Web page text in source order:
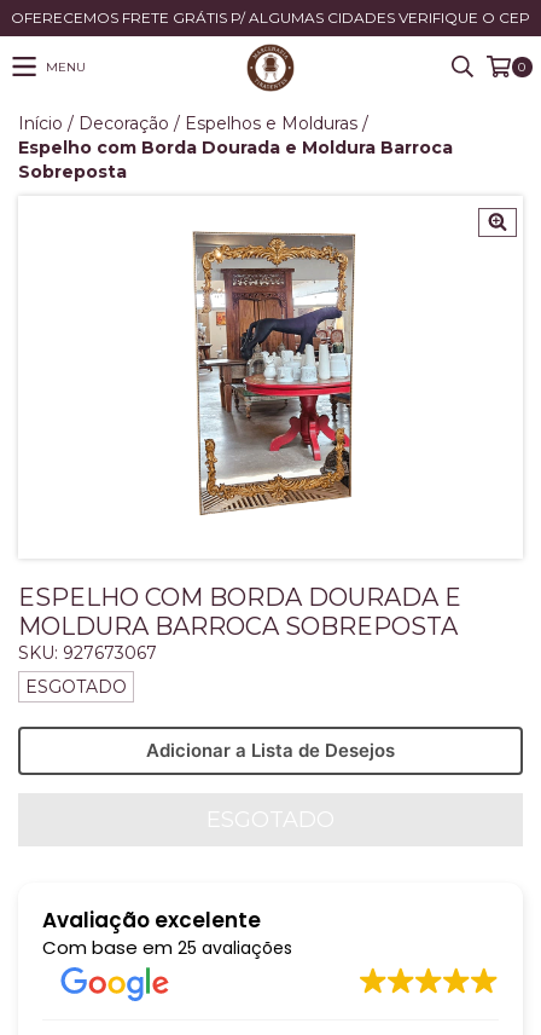
OFERECEMOS FRETE GRÁTIS P/ ALGUMAS CIDADES VERIFIQUE O CEP
MENU 0
Início / Decoração / Espelhos e Molduras /
Espelho com Borda Dourada e Moldura Barroca
Sobreposta
ESPELHO COM BORDA DOURADA E
MOLDURA BARROCA SOBREPOSTA
SKU: 927673067
ESGOTADO
Adicionar a Lista de Desejos
Avaliação excelente
Com base em 25 avaliações